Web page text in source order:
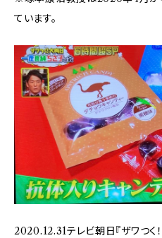
ています。
2020.12.31テレビ朝日『ザワつく